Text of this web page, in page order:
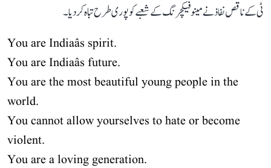
ٹی کے ناقص نفاذ نے مینوفیکچرنگ کے شعبے کو پوری طرح تباہ کر دیا۔
You are Indiaâs spirit.
You are Indiaâs future.
You are the most beautiful young people in the
world.
You cannot allow yourselves to hate or become
violent.
You are a loving generation.